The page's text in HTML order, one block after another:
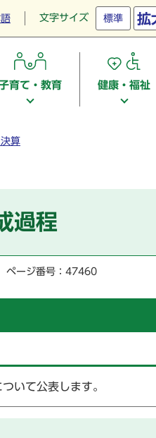
文字サイズ 標準 拡
育て・教育 健康・福祉
算
過程
ページ番号：47460
いて公表します。